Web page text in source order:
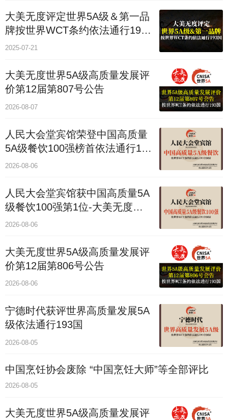
大美无度评定世界5A级＆第一品
牌按世界WCT条约依法通行193
个国家
2025-07-21
大美无度世界5A级高质量发展评
价第12届第807号公告
2026-08-07
人民大会堂宾馆荣登中国高质量
5A级餐饮100强榜首依法通行193
国
2026-08-06
人民大会堂宾馆获中国高质量5A
级餐饮100强第1位-大美无度评
价通193国
2026-08-06
大美无度世界5A级高质量发展评
价第12届第806号公告
2026-08-06
宁德时代获评世界高质量发展5A
级依法通行193国
2026-08-05
中国烹饪协会废除 “中国烹饪大师”等全部评比
2026-08-05
大美无度世界5A级高质量发展评